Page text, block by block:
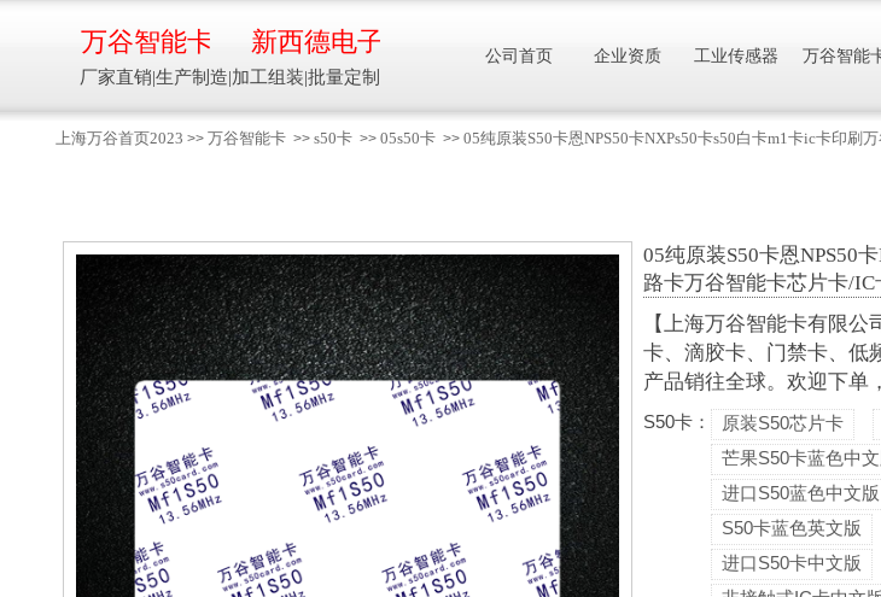
上海万谷首页2023 >> 万谷智能卡 >> s50卡 >> 05s50卡 >> 05纯原装S50卡恩NPS50卡NXPs50卡s50白卡m1卡ic卡印
05纯原装S50卡恩NPS50
路卡万谷智能卡芯片卡/
【上海万谷智能卡有限
卡、滴胶卡、门禁卡、低
产品销往全球。欢迎下单
S50卡： 原装S50芯片卡
芒果S50卡蓝色中
进口S50蓝色中文版
S50卡蓝色英文版
进口S50卡中文版
新西德电子
厂家直销|生产制造|加工组装|批量定制
万谷智能卡/新西德
电子
生产制造加工组装智能卡流量压力温度液
位设备
13918608088/
137016
万谷智能卡 公司首页 企业资质 工业传感器 万谷智能